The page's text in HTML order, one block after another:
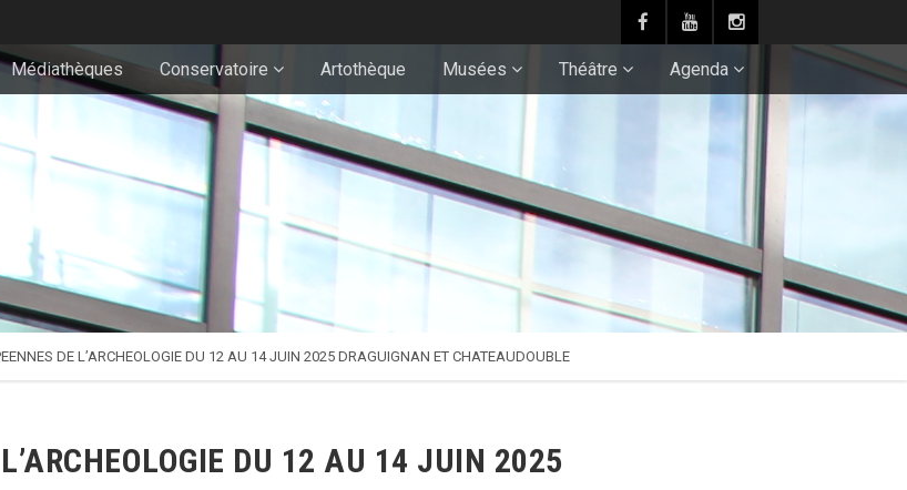
Médiathèques Conservatoire Artothèque Musées Théâtre Agenda
DE L’ARCHEOLOGIE DU 12 AU 14 JUIN 2025 DRAGUIGNAN ET CHATEAUDOUBLE
DU 12 AU 14 JUIN 2025